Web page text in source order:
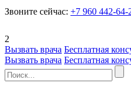
Звоните сейчас: +7 960 442-64-
2
Вызвать врача Бесплатная
Вызвать врача Бесплатная